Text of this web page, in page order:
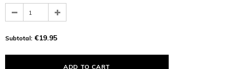
Subtotal: €19.95